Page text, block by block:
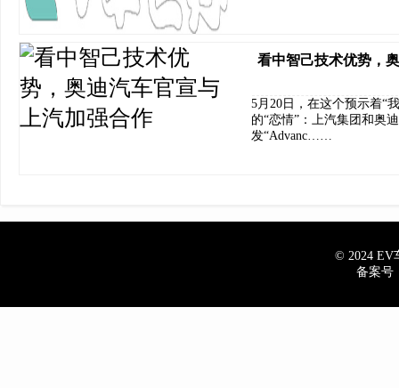
看中智己技术优势，
5月20日，在这个预示着“
的“恋情”：上汽集团和奥
发“Advanc……
© 2024 EV
备案号